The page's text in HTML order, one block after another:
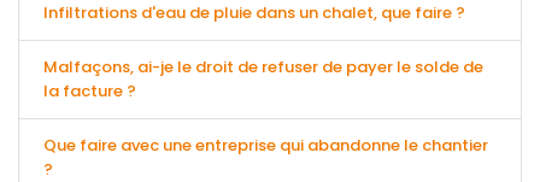
Infiltrations d'eau de pluie dans un chalet, que faire ?
Malfaçons, ai-je le droit de refuser de payer le solde de
la facture ?
Que faire avec une entreprise qui abandonne le chantier
?